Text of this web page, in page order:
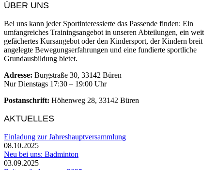
ÜBER UNS
Bei uns kann jeder Sportinteressierte das Passende finden: Ein
umfangreiches Trainingsangebot in unseren Abteilungen, ein weit
gefächertes Kursangebot oder den Kindersport, der Kindern breit
angelegte Bewegungserfahrungen und eine fundierte sportliche
Grundausbildung bietet.
Adresse: Burgstraße 30, 33142 Büren
Nur Dienstags 17:30 – 19:00 Uhr
Postanschrift: Höhenweg 28, 33142 Büren
AKTUELLES
Einladung zur Jahreshauptversammlung
08.10.2025
Neu bei uns: Badminton
03.09.2025